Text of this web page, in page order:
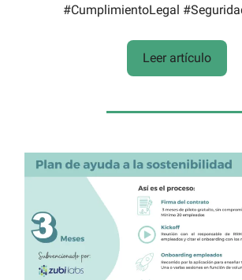
#CumplimientoLegal
Leer artículo